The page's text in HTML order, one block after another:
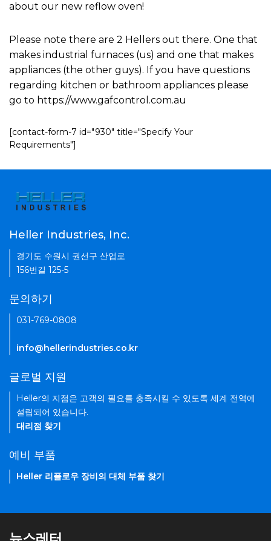
about our new reflow oven!
Please note there are 2 Hellers out there. One that
makes industrial furnaces (us) and one that makes
appliances (the other guys). If you have questions
regarding kitchen or bathroom appliances please
go to https://www.gafcontrol.com.au
[contact-form-7 id="930" title="Specify Your
Requirements"]
Heller Industries, Inc.
경기도 수원시 권선구 산업로
156번길 125-5
문의하기
031-769-0808
info@hellerindustries.co.kr
글로벌 지원
Heller의 지점은 고객의 필요를 충족시킬 수 있도록 세계 전역에
설립되어 있습니다.
대리점 찾기
예비 부품
Heller 리플로우 장비의 대체 부품 찾기